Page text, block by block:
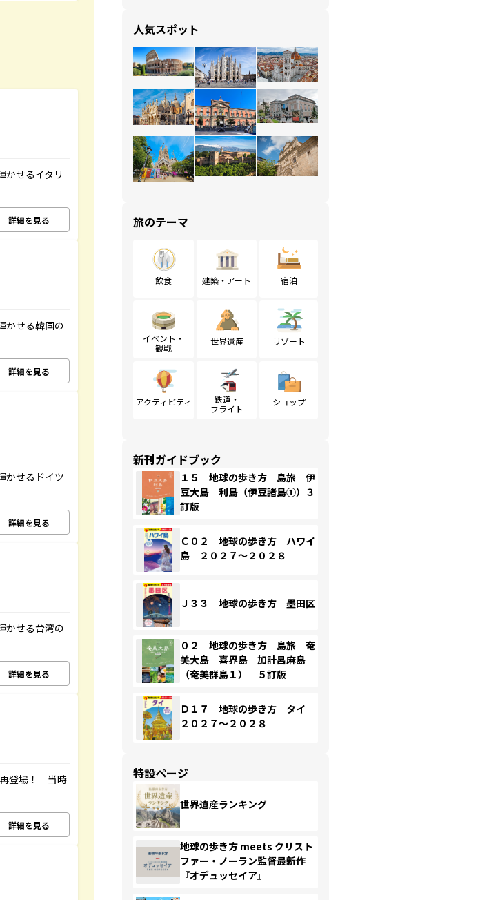
かせるイタリ
詳細を見る
かせる韓国の
詳細を見る
かせるドイツ
詳細を見る
かせる台湾の
詳細を見る
再登場！ 当時
詳細を見る
人気スポット
旅のテーマ
飲食 建築・アート 宿泊
イベント・
観戦
世界遺産 リゾート
アクティビティ
鉄道・
フライト
ショップ
新刊ガイドブック
１５ 地球の歩き方 島旅 伊
豆大島 利島（伊豆諸島①）３
訂版
Ｃ０２ 地球の歩き方 ハワイ
島 ２０２７～２０２８
Ｊ３３ 地球の歩き方 墨田区
０２ 地球の歩き方 島旅 奄
美大島 喜界島 加計呂麻島
（奄美群島１） ５訂版
Ｄ１７ 地球の歩き方 タイ
２０２７～２０２８
特設ページ
世界遺産ランキング
地球の歩き方 meets クリスト
ファー・ノーラン監督最新作
『オデュッセイア』